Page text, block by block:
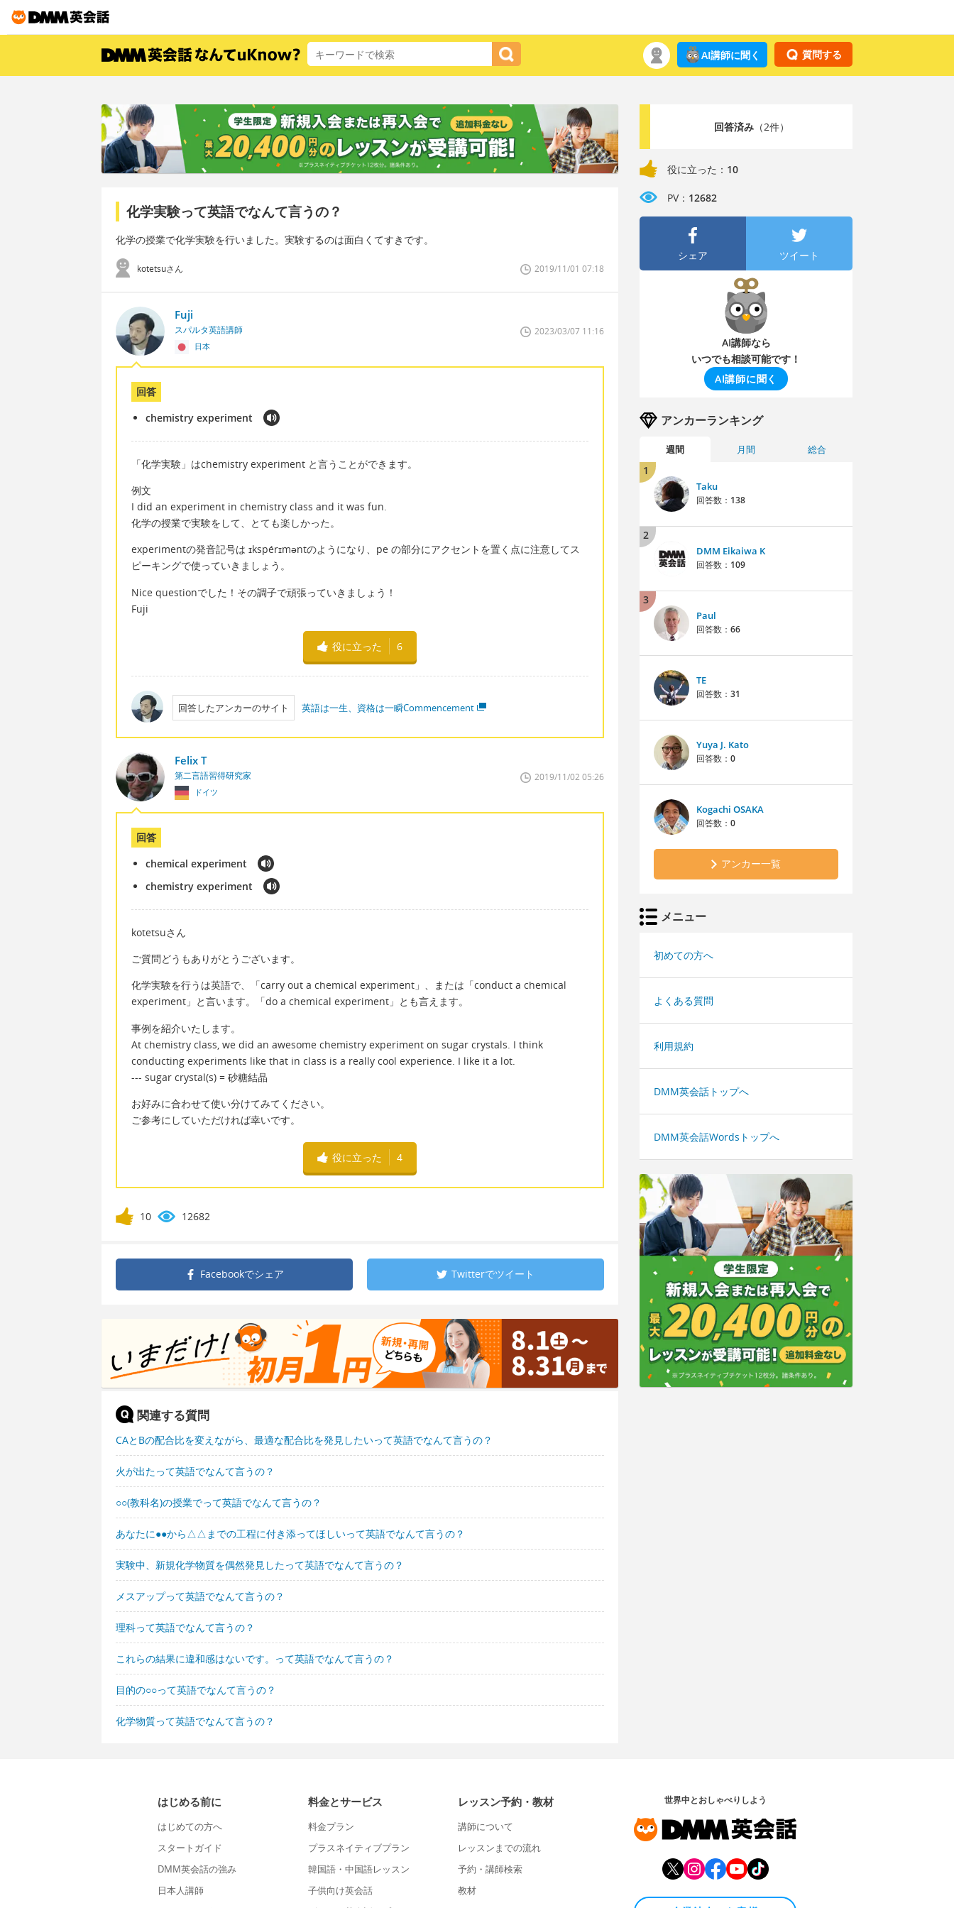
質問する
AI講師に聞く
化学実験って英語でなんて言うの？
化学の授業で化学実験を行いました。実験するのは面白くてすきです。
kotetsuさん 2019/11/01 07:18
Fuji
スパルタ英語講師
日本
2023/03/07 11:16
回答
chemistry experiment
「化学実験」はchemistry experiment と言うことができます。
例文
I did an experiment in chemistry class and it was fun.
化学の授業で実験をして、とても楽しかった。
experimentの発音記号は ɪkspérɪməntのようになり、pe の部分にアクセントを置く点に注意してス
ピーキングで使っていきましょう。
Nice questionでした！その調子で頑張っていきましょう！
Fuji
役に立った 6
回答したアンカーのサイト 英語は一生、資格は一瞬Commencement
Felix T
第二言語習得研究家
ドイツ
2019/11/02 05:26
回答
chemical experiment
chemistry experiment
kotetsuさん
ご質問どうもありがとうございます。
化学実験を行うは英語で、「carry out a chemical experiment」、または「conduct a chemical
experiment」と言います。「do a chemical experiment」とも言えます。
事例を紹介いたします。
At chemistry class, we did an awesome chemistry experiment on sugar crystals. I think
conducting experiments like that in class is a really cool experience. I like it a lot.
--- sugar crystal(s) = 砂糖結晶
お好みに合わせて使い分けてみてください。
ご参考にしていただければ幸いです。
役に立った 4
10 12682
Facebookでシェア Twitterでツイート
関連する質問
CAとBの配合比を変えながら、最適な配合比を発見したいって英語でなんて言うの？
火が出たって英語でなんて言うの？
○○(教科名)の授業でって英語でなんて言うの？
あなたに●●から△△までの工程に付き添ってほしいって英語でなんて言うの？
実験中、新規化学物質を偶然発見したって英語でなんて言うの？
メスアップって英語でなんて言うの？
理科って英語でなんて言うの？
これらの結果に違和感はないです。って英語でなんて言うの？
目的の○○って英語でなんて言うの？
化学物質って英語でなんて言うの？
回答済み（2件）
役に立った： 10
PV： 12682
シェア ツイート
AI講師なら
いつでも相談可能です！
AI講師に聞く
アンカーランキング
週間 月間 総合
1
Taku
回答数： 138
2
DMM Eikaiwa K
回答数： 109
3
Paul
回答数： 66
TE
回答数： 31
Yuya J. Kato
回答数： 0
Kogachi OSAKA
回答数： 0
アンカー一覧
メニュー
初めての方へ
よくある質問
利用規約
DMM英会話トップへ
DMM英会話Wordsトップへ
はじめる前に
はじめての方へ
スタートガイド
DMM英会話の強み
日本人講師
料金とサービス
料金プラン
プラスネイティブプラン
韓国語・中国語レッスン
子供向け英会話
レッスン予約・教材
講師について
レッスンまでの流れ
予約・講師検索
教材
世界中とおしゃべりしよう